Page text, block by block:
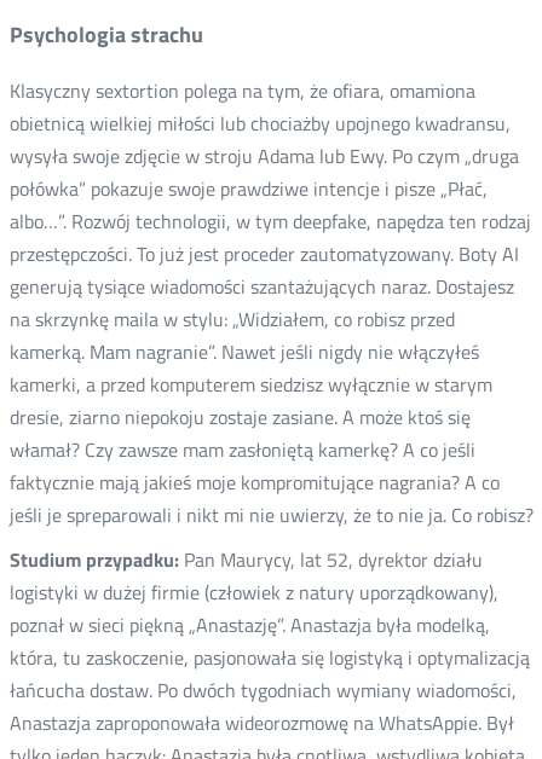
Psychologia strachu
Klasyczny sextortion polega na tym, że ofiara, omamiona
obietnicą wielkiej miłości lub chociażby upojnego kwadransu,
wysyła swoje zdjęcie w stroju Adama lub Ewy. Po czym „druga
połówka” pokazuje swoje prawdziwe intencje i pisze „Płać,
albo…”. Rozwój technologii, w tym deepfake, napędza ten rodzaj
przestępczości. To już jest proceder zautomatyzowany. Boty AI
generują tysiące wiadomości szantażujących naraz. Dostajesz
na skrzynkę maila w stylu: „Widziałem, co robisz przed
kamerką. Mam nagranie”. Nawet jeśli nigdy nie włączyłeś
kamerki, a przed komputerem siedzisz wyłącznie w starym
dresie, ziarno niepokoju zostaje zasiane. A może ktoś się
włamał? Czy zawsze mam zasłoniętą kamerkę? A co jeśli
faktycznie mają jakieś moje kompromitujące nagrania? A co
jeśli je spreparowali i nikt mi nie uwierzy, że to nie ja. Co robisz?
Studium przypadku: Pan Maurycy, lat 52, dyrektor działu
logistyki w dużej firmie (człowiek z natury uporządkowany),
poznał w sieci piękną „Anastazję”. Anastazja była modelką,
która, tu zaskoczenie, pasjonowała się logistyką i optymalizacją
łańcucha dostaw. Po dwóch tygodniach wymiany wiadomości,
Anastazja zaproponowała wideorozmowę na WhatsAppie. Był